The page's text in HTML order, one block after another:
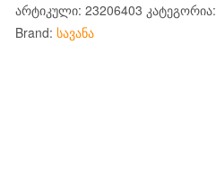
არტიკული: 23206403 კატეგორია:
Brand: სავანა